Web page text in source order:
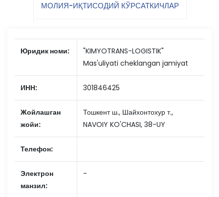
МОЛИЯ-ИҚТИСОДИЙ КЎРСАТКИЧЛАР
Юридик номи:
"KIMYOTRANS-LOGISTIK"
Mas'uliyati cheklangan jamiyat
ИНН: 301846425
Жойлашган
жойи:
Тошкент ш., Шайхонтохур т.,
NAVOIY KO'CHASI, 38-UY
Телефон:
Электрон
манзил:
-